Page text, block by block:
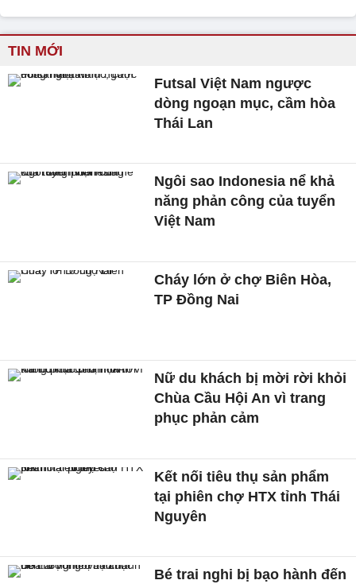
TIN MỚI
Futsal Việt Nam ngược
dòng ngoạn mục, cầm hòa
Thái Lan
Ngôi sao Indonesia nể khả
năng phản công của tuyển
Việt Nam
Cháy lớn ở chợ Biên Hòa,
TP Đồng Nai
Nữ du khách bị mời rời khỏi
Chùa Cầu Hội An vì trang
phục phản cảm
Kết nối tiêu thụ sản phẩm
tại phiên chợ HTX tỉnh Thái
Nguyên
Bé trai nghi bị bạo hành đến